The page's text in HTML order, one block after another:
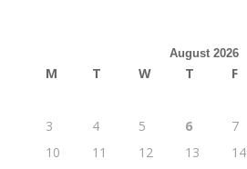
August 2026
M T W T F
3
4 5 6 7
10
11 12 13 14